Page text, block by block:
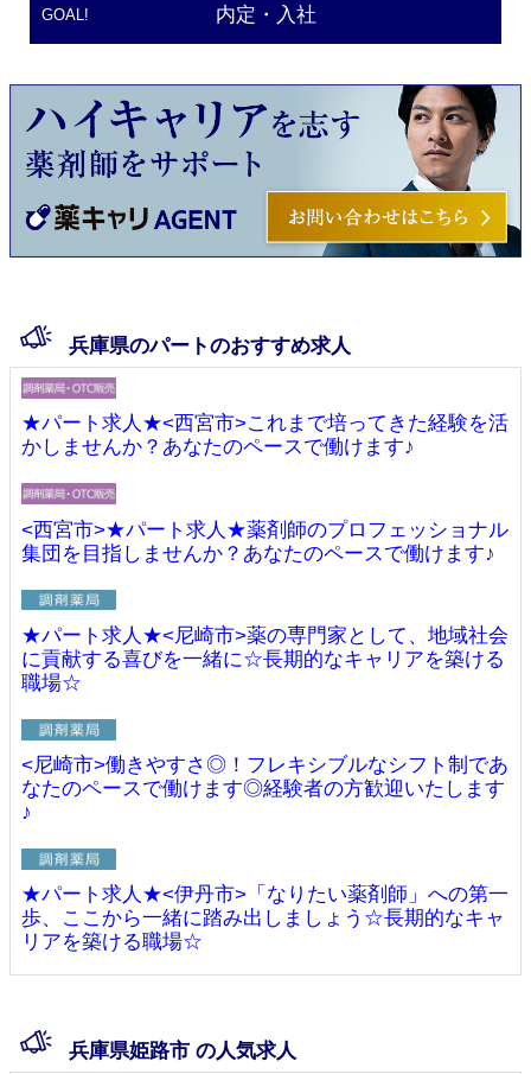
GOAL! 内定・入社
兵庫県のパートのおすすめ求人
★パート求人★<西宮市>これまで培ってきた経験を活
かしませんか？あなたのペースで働けます♪
<西宮市>★パート求人★薬剤師のプロフェッショナル
集団を目指しませんか？あなたのペースで働けます♪
★パート求人★<尼崎市>薬の専門家として、地域社会
に貢献する喜びを一緒に☆長期的なキャリアを築ける
職場☆
<尼崎市>働きやすさ◎！フレキシブルなシフト制であ
なたのペースで働けます◎経験者の方歓迎いたします
♪
★パート求人★<伊丹市>「なりたい薬剤師」への第一
歩、ここから一緒に踏み出しましょう☆長期的なキャ
リアを築ける職場☆
兵庫県姫路市 の人気求人